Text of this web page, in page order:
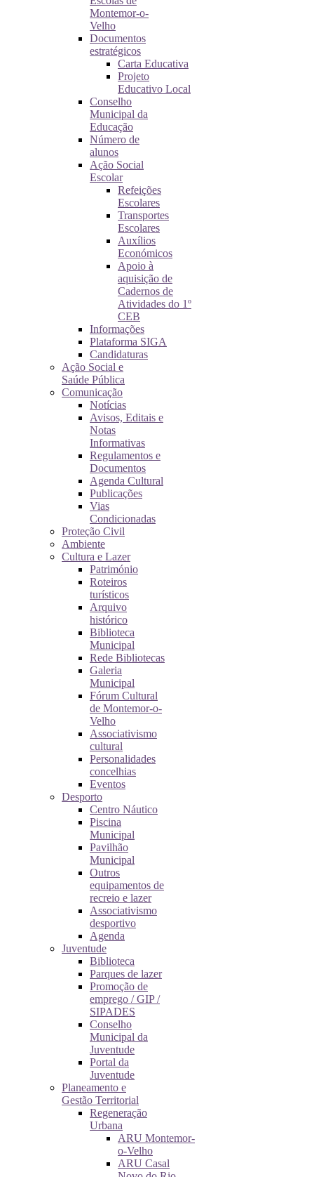
Montemor-o-
Velho
Documentos
estratégicos
Carta Educativa
Projeto
Educativo Local
Conselho
Municipal da
Educação
Número de
alunos
Ação Social
Escolar
Refeições
Escolares
Transportes
Escolares
Auxílios
Económicos
Apoio à
aquisição de
Cadernos de
Atividades do 1º
CEB
Informações
Plataforma SIGA
Candidaturas
Ação Social e
Saúde Pública
Comunicação
Notícias
Avisos, Editais e
Notas
Informativas
Regulamentos e
Documentos
Agenda Cultural
Publicações
Vias
Condicionadas
Proteção Civil
Ambiente
Cultura e Lazer
Património
Roteiros
turísticos
Arquivo
histórico
Biblioteca
Municipal
Rede Bibliotecas
Galeria
Municipal
Fórum Cultural
de Montemor-o-
Velho
Associativismo
cultural
Personalidades
concelhias
Eventos
Desporto
Centro Náutico
Piscina
Municipal
Pavilhão
Municipal
Outros
equipamentos de
recreio e lazer
Associativismo
desportivo
Agenda
Juventude
Biblioteca
Parques de lazer
Promoção de
emprego / GIP /
SIPADES
Conselho
Municipal da
Juventude
Portal da
Juventude
Planeamento e
Gestão Territorial
Regeneração
Urbana
ARU Montemor-
o-Velho
ARU Casal